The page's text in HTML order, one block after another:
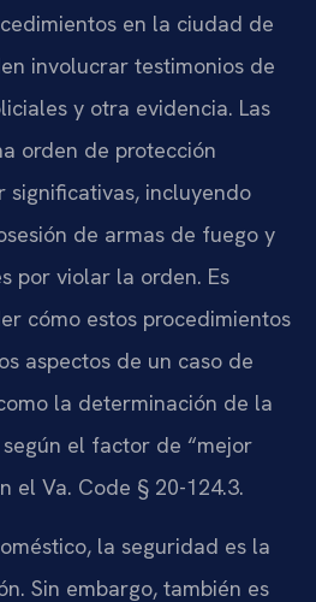
en la ciudad de
involucrar testimonios de
y otra evidencia. Las
orden de protección
significativas, incluyendo
de armas de fuego y
por violar la orden. Es
cómo estos procedimientos
aspectos de un caso de
la determinación de la
el factor de “mejor
el Va. Code § 20-124.3.
la seguridad es la
Sin embargo, también es